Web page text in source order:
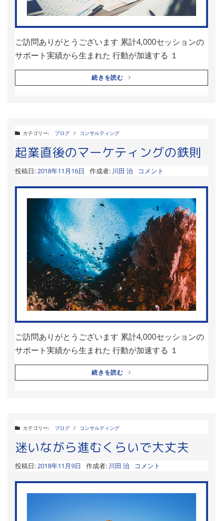
ご訪問ありがとうございます 累計4,000セッションの
サポート実績から生まれた 行動が加速する １
続きを読む
カテゴリー: ブログ / コンサルティング
起業直後のマーケティングの鉄則
投稿日: 2018年11月16日 作成者: 川田 治 コメント
ご訪問ありがとうございます 累計4,000セッションの
サポート実績から生まれた 行動が加速する １
続きを読む
カテゴリー: ブログ / コンサルティング
迷いながら進むくらいで大丈夫
投稿日:2018年11月9日 作成者: 川田 治 コメント